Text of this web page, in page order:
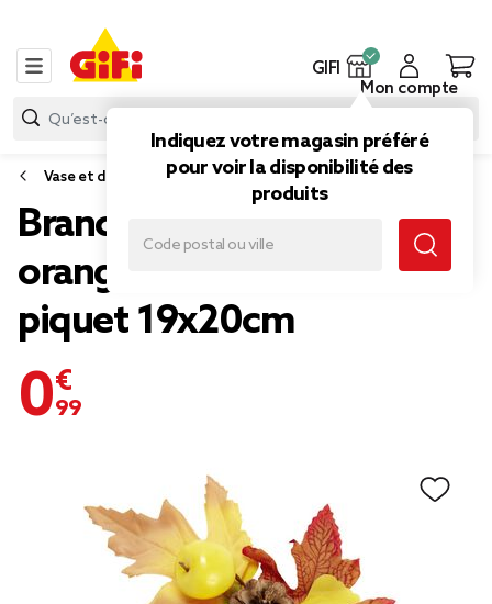
GIFI
Indiquez votre magasin préféré
pour voir la disponibilité des
produits
Mon compte
Vase et déco florale
Branche artificiel automne
orange et marron en
piquet 19x20cm
0,99 €